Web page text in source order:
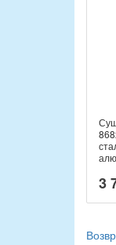
3